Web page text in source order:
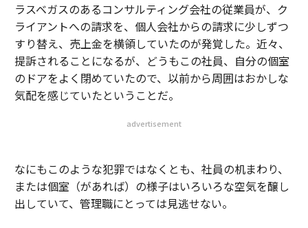
ラスベガスのあるコンサルティング会社の従業員が、ク
ライアントへの請求を、個人会社からの請求に少しずつ
すり替え、売上金を横領していたのが発覚した。近々、
提訴されることになるが、どうもこの社員、自分の個室
のドアをよく閉めていたので、以前から周囲はおかしな
気配を感じていたということだ。
advertisement
なにもこのような犯罪ではなくとも、社員の机まわり、
または個室（があれば）の様子はいろいろな空気を醸し
出していて、管理職にとっては見逃せない。